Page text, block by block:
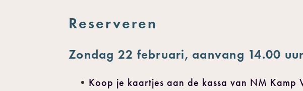
Reserveren
Zondag 22 februari, aanvang 14.00 uur
Koop je kaartjes aan de kassa van NM